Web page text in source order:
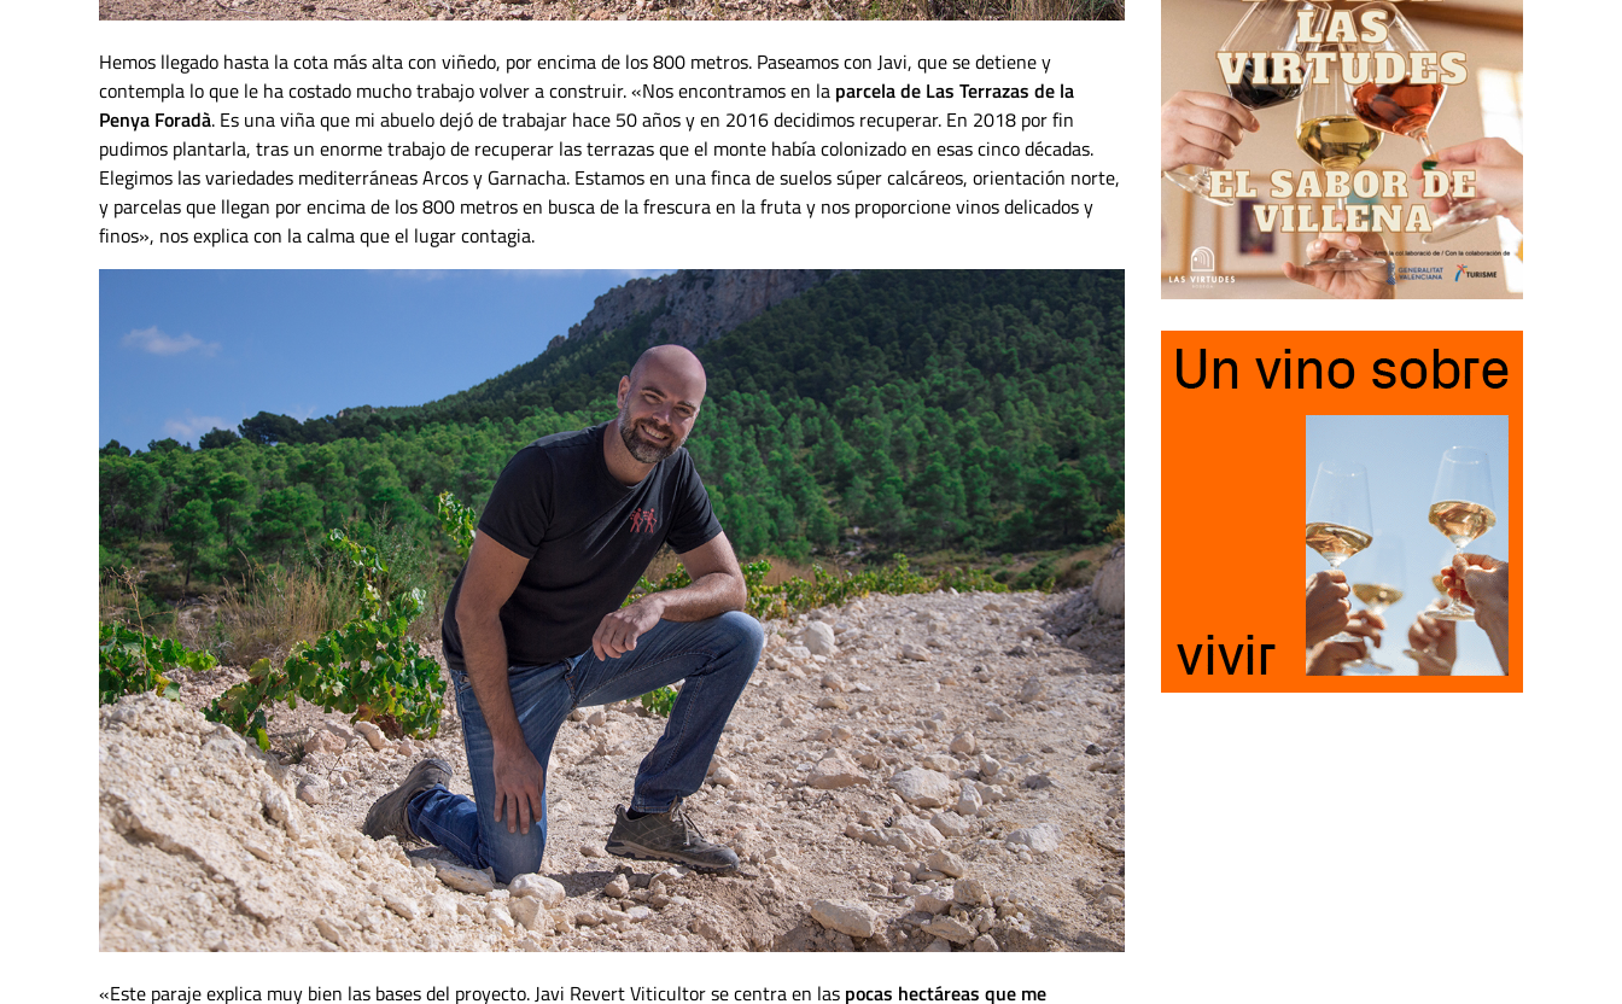
Hemos llegado hasta la cota más alta con viñedo, por encima de los 800 metros. Paseamos con Javi, que se detiene y
contempla lo que le ha costado mucho trabajo volver a construir. «Nos encontramos en la parcela de Las Terrazas de la
Penya Foradà. Es una viña que mi abuelo dejó de trabajar hace 50 años y en 2016 decidimos recuperar. En 2018 por fin
pudimos plantarla, tras un enorme trabajo de recuperar las terrazas que el monte había colonizado en esas cinco décadas.
Elegimos las variedades mediterráneas Arcos y Garnacha. Estamos en una finca de suelos súper calcáreos, orientación norte,
y parcelas que llegan por encima de los 800 metros en busca de la frescura en la fruta y nos proporcione vinos delicados y
finos», nos explica con la calma que el lugar contagia.
«Este paraje explica muy bien las bases del proyecto. Javi Revert Viticultor se centra en las pocas hectáreas que me